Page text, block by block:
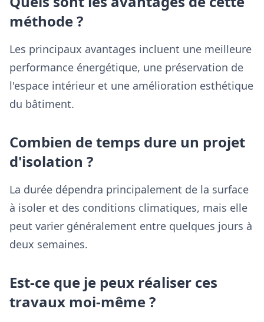
méthode ?
Les principaux avantages incluent une meilleure
performance énergétique, une préservation de
l'espace intérieur et une amélioration esthétique
du bâtiment.
Combien de temps dure un projet
d'isolation ?
La durée dépendra principalement de la surface
à isoler et des conditions climatiques, mais elle
peut varier généralement entre quelques jours à
deux semaines.
Est-ce que je peux réaliser ces
travaux moi-même ?